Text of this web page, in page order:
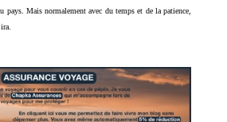
pays. Mais normalement avec du temps et de la patience,